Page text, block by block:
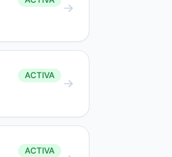
ACTIVA
ACTIVA